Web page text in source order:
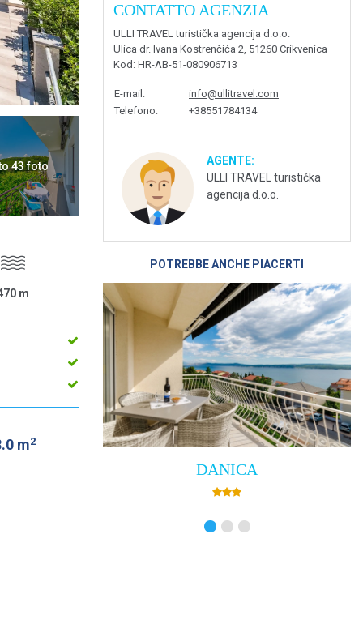
43 foto
m
m2
CONTATTO AGENZIA
ULLI TRAVEL turistička agencija d.o.o.
Ulica dr. Ivana Kostrenčića 2, 51260 Crikvenica
Kod : HR-AB-51-080906713
E-mail :
info@ullitravel.com
Telefono: +38551784134
AGENTE:
ULLI TRAVEL turistička
agencija d.o.o.
POTREBBE ANCHE PIACERTI
DANICA